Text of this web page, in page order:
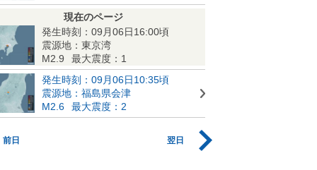
現在のページ
発生時刻：09月06日16:00頃
震源地：東京湾
M2.9
最大震度：1
発生時刻：09月06日10:35頃
震源地：福島県会津
M2.6
最大震度：2
前日 翌日